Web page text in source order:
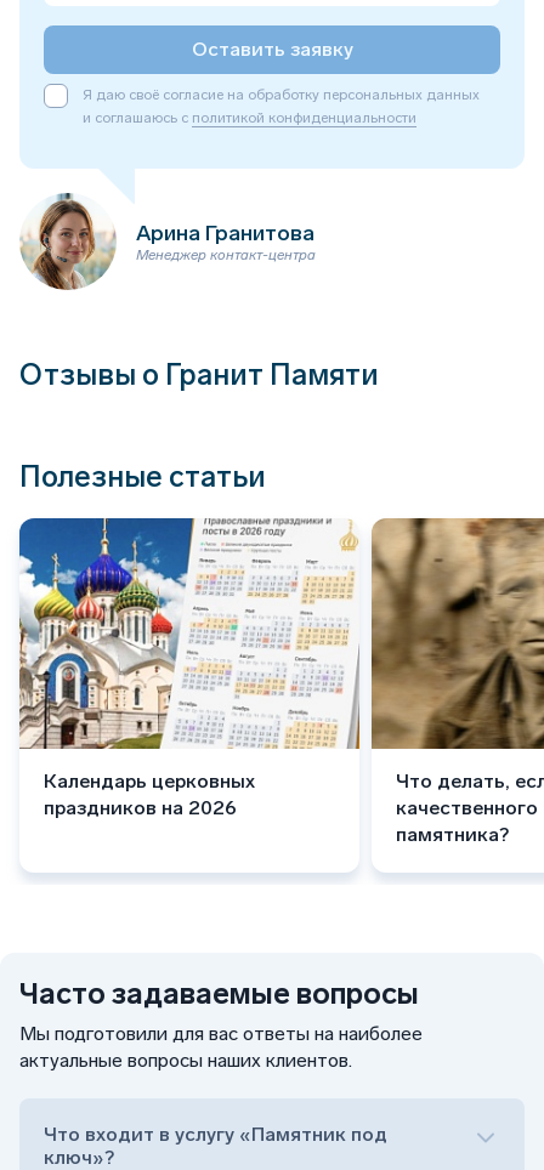
Оставить заявку
Я даю своё согласие на обработку персональных данных
и соглашаюсь с политикой конфиденциальности
Арина Гранитова
Менеджер контакт-центра
Отзывы о Гранит Памяти
Полезные статьи
Календарь церковных
праздников на 2026
Что делать,
памятника?
Часто задаваемые вопросы
Мы подготовили для вас ответы на наиболее
актуальные вопросы наших клиентов.
Что входит в услугу «Памятник под
ключ»?